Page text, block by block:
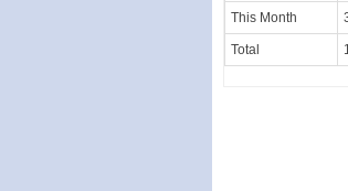
This Month
Total